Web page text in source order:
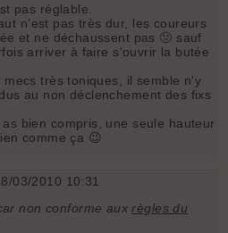
pas réglable.
n'est pas très dur, les coureurs
et ne déchaussent pas 🤢 sauf
arriver à faire s'ouvrir la butée
très toniques, il semble n'y
au non déclenchement des fixs
bien compris, une seule hauteur
comme ça 😉
03/2010 10:31
non conforme aux règles du